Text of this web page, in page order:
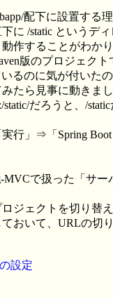
配下に設置する
に /static というデ
作することがわか
版のプロジェク
いるのに気が付いた
みたら見事に動きま
static/だろうと、/
行」⇒「Spring
で扱った「サー
ジェクトを切り替
おいて、URLの切
設定